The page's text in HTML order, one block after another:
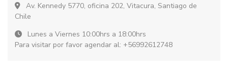
Av. Kennedy 5770, oficina 202, Vitacura, Santiago de
Chile
Lunes a Viernes 10:00hrs a 18:00hrs
Para visitar por favor agendar al: +56992612748